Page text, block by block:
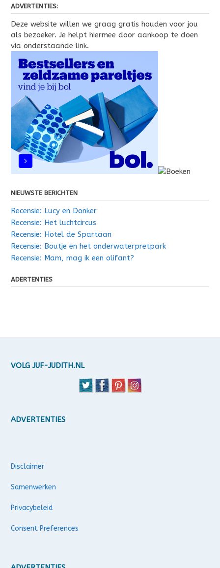
ADVERTENTIES:
Deze website willen we graag gratis houden voor jou
als bezoeker. Je helpt hiermee door aankoop te doen
via onderstaande link.
NIEUWSTE BERICHTEN
Recensie: Lucy en Donker
Recensie: Het luchtcircus
Recensie: Hotel de Spartaan
Recensie: Boutje en het onderwaterpretpark
Recensie: Mam, mag ik een olifant?
ADERTENTIES
VOLG JUF-JUDITH.NL
ADVERTENTIES
Disclaimer
Samenwerken
Privacybeleid
Consent Preferences